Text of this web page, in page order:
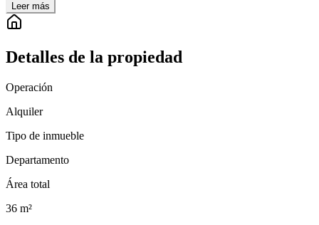
Leer más
Detalles de la propiedad
Operación
Alquiler
Tipo de inmueble
Departamento
Área total
36 m²